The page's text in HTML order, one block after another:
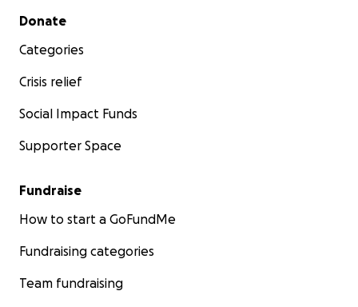
Secondary menu
Donate
Categories
Crisis relief
Social Impact Funds
Supporter Space
Fundraise
How to start a GoFundMe
Fundraising categories
Team fundraising